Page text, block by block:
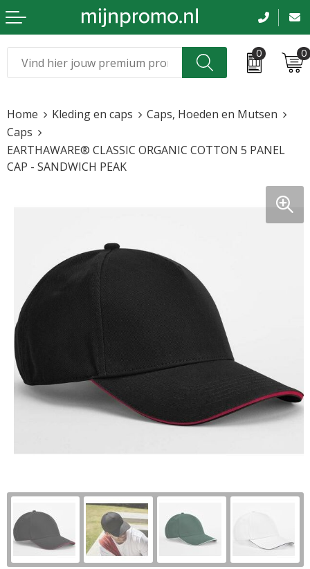
0 0
Kleding & caps
Sportkleding
Beurs en evenementen
Bloemen en planten
Sinterklaas
Voetbal, EK en WK
Home Kleding en caps
Caps, Hoeden en Mutsen
Caps
EARTHAWARE® CLASSIC ORGANIC COTTON 5 PANEL
CAP - SANDWICH PEAK